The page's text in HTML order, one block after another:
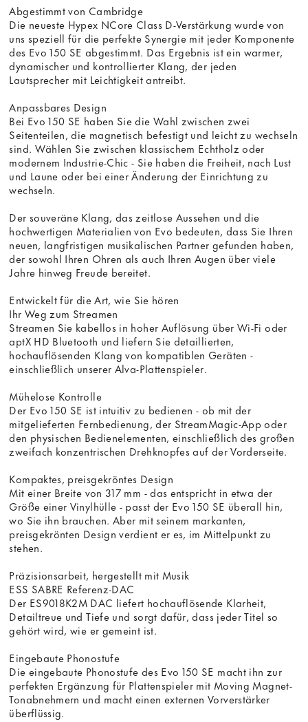
Abgestimmt von Cambridge
Die neueste Hypex NCore Class D-Verstärkung wurde von
uns speziell für die perfekte Synergie mit jeder Komponente
des Evo 150 SE abgestimmt. Das Ergebnis ist ein warmer,
dynamischer und kontrollierter Klang, der jeden
Lautsprecher mit Leichtigkeit antreibt.
Anpassbares Design
Bei Evo 150 SE haben Sie die Wahl zwischen zwei
Seitenteilen, die magnetisch befestigt und leicht zu wechseln
sind. Wählen Sie zwischen klassischem Echtholz oder
modernem Industrie-Chic - Sie haben die Freiheit, nach Lust
und Laune oder bei einer Änderung der Einrichtung zu
wechseln.
Der souveräne Klang, das zeitlose Aussehen und die
hochwertigen Materialien von Evo bedeuten, dass Sie Ihren
neuen, langfristigen musikalischen Partner gefunden haben,
der sowohl Ihren Ohren als auch Ihren Augen über viele
Jahre hinweg Freude bereitet.
Entwickelt für die Art, wie Sie hören
Ihr Weg zum Streamen
Streamen Sie kabellos in hoher Auflösung über Wi-Fi oder
aptX HD Bluetooth und liefern Sie detaillierten,
hochauflösenden Klang von kompatiblen Geräten -
einschließlich unserer Alva-Plattenspieler.
Mühelose Kontrolle
Der Evo 150 SE ist intuitiv zu bedienen - ob mit der
mitgelieferten Fernbedienung, der StreamMagic-App oder
den physischen Bedienelementen, einschließlich des großen
zweifach konzentrischen Drehknopfes auf der Vorderseite.
Kompaktes, preisgekröntes Design
Mit einer Breite von 317 mm - das entspricht in etwa der
Größe einer Vinylhülle - passt der Evo 150 SE überall hin,
wo Sie ihn brauchen. Aber mit seinem markanten,
preisgekrönten Design verdient er es, im Mittelpunkt zu
stehen.
Präzisionsarbeit, hergestellt mit Musik
ESS SABRE Referenz-DAC
Der ES9018K2M DAC liefert hochauflösende Klarheit,
Detailtreue und Tiefe und sorgt dafür, dass jeder Titel so
gehört wird, wie er gemeint ist.
Eingebaute Phonostufe
Die eingebaute Phonostufe des Evo 150 SE macht ihn zur
perfekten Ergänzung für Plattenspieler mit Moving Magnet-
Tonabnehmern und macht einen externen Vorverstärker
überflüssig.